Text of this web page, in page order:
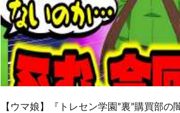
【ウマ娘】『トレセン学園”裏”購買部